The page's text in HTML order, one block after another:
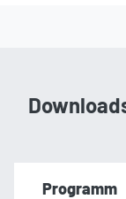
Programm